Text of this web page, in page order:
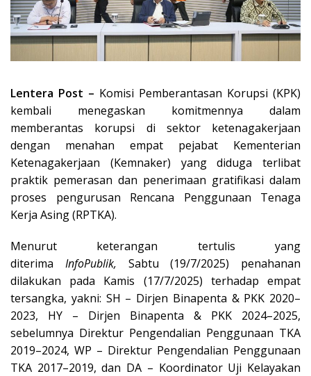
Lentera Post – Komisi Pemberantasan Korupsi (KPK)
kembali menegaskan komitmennya dalam
memberantas korupsi di sektor ketenagakerjaan
dengan menahan empat pejabat Kementerian
Ketenagakerjaan (Kemnaker) yang diduga terlibat
praktik pemerasan dan penerimaan gratifikasi dalam
proses pengurusan Rencana Penggunaan Tenaga
Kerja Asing (RPTKA).
Menurut keterangan tertulis yang
diterima InfoPublik, Sabtu (19/7/2025) penahanan
dilakukan pada Kamis (17/7/2025) terhadap empat
tersangka, yakni: SH – Dirjen Binapenta & PKK 2020–
2023, HY – Dirjen Binapenta & PKK 2024–2025,
sebelumnya Direktur Pengendalian Penggunaan TKA
2019–2024, WP – Direktur Pengendalian Penggunaan
TKA 2017–2019, dan DA – Koordinator Uji Kelayakan